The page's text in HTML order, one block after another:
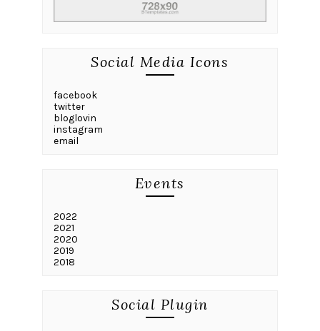
Social Media Icons
facebook
twitter
bloglovin
instagram
email
Events
2022
2021
2020
2019
2018
Social Plugin